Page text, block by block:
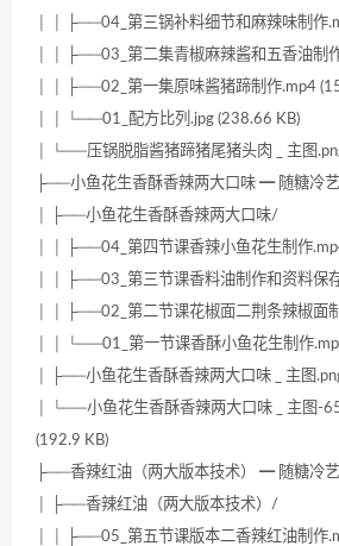
│ │ ├──04_第三锅补料细节和麻辣味制作
│ │ ├──03_第二集青椒麻辣酱和五香油制
│ │ ├──02_第一集原味酱猪蹄制作.mp4
│ │ └──01_配方比列.jpg (238.66 KB)
│ └──压锅脱脂酱猪蹄猪尾猪头肉 _ 主图
├──小鱼花生香酥香辣两大口味 ━ 随糖冷
│ ├──小鱼花生香酥香辣两大口味/
│ │ ├──04_第四节课香辣小鱼花生制作
│ │ ├──03_第三节课香料油制作和资料保
│ │ ├──02_第二节课花椒面二荆条辣椒面
│ │ └──01_第一节课香酥小鱼花生制作
│ ├──小鱼花生香酥香辣两大口味 _ 主图
│ └──小鱼花生香酥香辣两大口味 _ 主图-
(192.9 KB)
├──香辣红油（两大版本技术） ━ 随糖冷
│ ├──香辣红油（两大版本技术）/
│ │ ├──05_第五节课版本二香辣红油制作